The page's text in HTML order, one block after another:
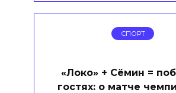
СПОРТ
«Локо» + Сёмин =
гостях: о матче